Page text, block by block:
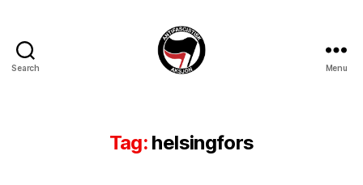
Search Menu
Tag: helsingfors